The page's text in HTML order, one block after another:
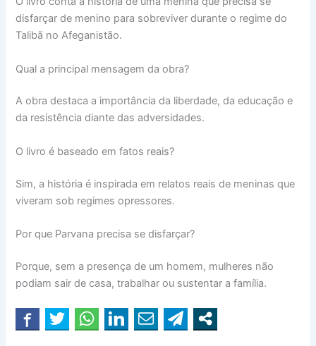
disfarçar de menino para sobreviver durante o regime do
Talibã no Afeganistão.
Qual a principal mensagem da obra?
A obra destaca a importância da liberdade, da educação e
da resistência diante das adversidades.
O livro é baseado em fatos reais?
Sim, a história é inspirada em relatos reais de meninas que
viveram sob regimes opressores.
Por que Parvana precisa se disfarçar?
Porque, sem a presença de um homem, mulheres não
podiam sair de casa, trabalhar ou sustentar a família.